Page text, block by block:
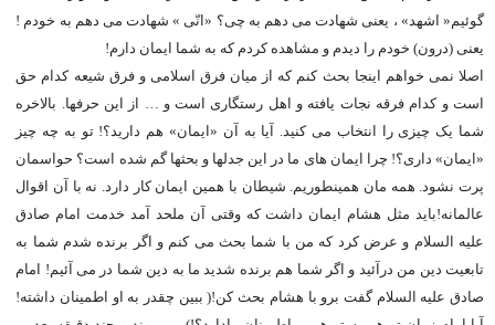
گوئیم« اشهد» ، یعنی شهادت می دهم به چی؟ «انّی » شهادت می دهم به خودم !
یعنی (درون) خودم را دیدم و مشاهده کردم که به شما ایمان دارم!
اصلا نمی خواهم اینجا بحث کنم که از میان فرق اسلامی و فرق شیعه کدام حق
است و کدام فرقه نجات یافته و اهل رستگاری است و … از این حرفها. بالاخره
شما یک چیزی را انتخاب می کنید. آیا به آن «ایمان» هم دارید؟! تو به چه چیز
«ایمان» داری؟! چرا ایمان های ما در این جدلها و بحثها گم شده است؟ حواسمان
پرت نشود. همه مان همینطوریم. شیطان با همین ایمان کار دارد. نه با آن اقوال
عالمانه!باید مثل هشام ایمان داشت که وقتی آن ملحد آمد خدمت امام صادق
علیه السلام و عرض کرد که من با شما بحث می کنم و اگر برنده شدم شما به
تابعیت دین من درآئید و اگر شما هم برنده شدید ما به دین شما در می آئیم! امام
صادق علیه السلام گفت برو با هشام بحث کن!( ببین چقدر به او اطمینان داشته!